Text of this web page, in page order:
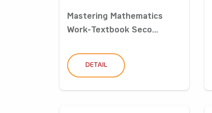
Mastering Mathematics
Work-Textbook Seco...
DETAIL